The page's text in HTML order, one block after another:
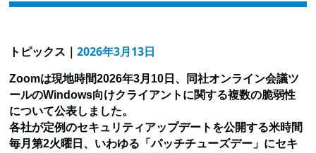
トピックス ｜2026年3月13日
Zoomは現地時間2026年3月10日、同社オンライン会議ツ
ールのWindows向けクライアントに関する複数の脆弱性
について公表しました。
各社が定例のセキュリティアップデートを公開する米時間
毎月第2火曜日、いわゆる「パッチチューズデー」にセキ